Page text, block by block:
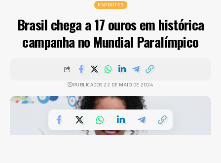
ESPORTES
Brasil chega a 17 ouros em histórica
campanha no Mundial Paralímpico
PUBLICADOS 22 DE MAIO DE 2024